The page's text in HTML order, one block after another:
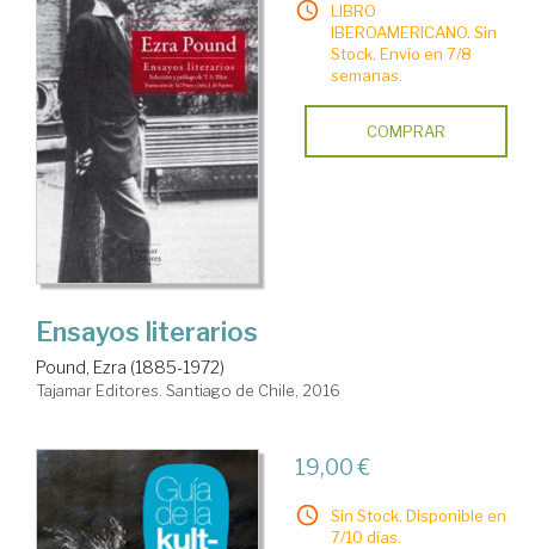
LIBRO
IBEROAMERICANO. Sin
Stock. Envío en 7/8
semanas.
COMPRAR
Ensayos literarios
Pound, Ezra (1885-1972)
Tajamar Editores. Santiago de Chile, 2016
19,00 €
Sin Stock. Disponible en
7/10 días.